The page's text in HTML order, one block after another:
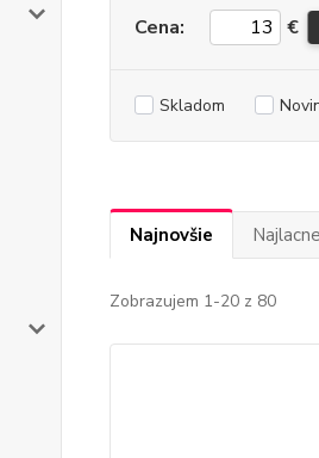
Cena: €
Skladom
Najnovšie
Zobrazujem 1-20 z 80